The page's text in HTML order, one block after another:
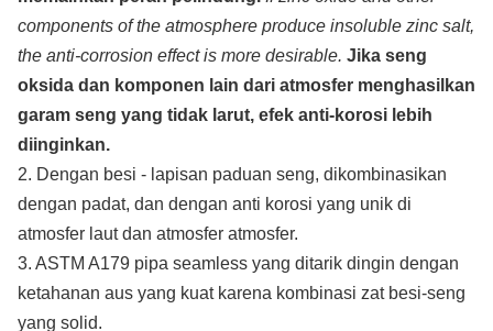
components of the atmosphere produce insoluble zinc salt,
the anti-corrosion effect is more desirable. Jika seng
oksida dan komponen lain dari atmosfer menghasilkan
garam seng yang tidak larut, efek anti-korosi lebih
diinginkan.
2. Dengan besi - lapisan paduan seng, dikombinasikan
dengan padat, dan dengan anti korosi yang unik di
atmosfer laut dan atmosfer atmosfer.
3. ASTM A179 pipa seamless yang ditarik dingin dengan
ketahanan aus yang kuat karena kombinasi zat besi-seng
yang solid.